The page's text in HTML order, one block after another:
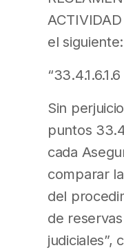
el siguiente:
Sin
puntos
cada
comparar
del
de
judiciales”,